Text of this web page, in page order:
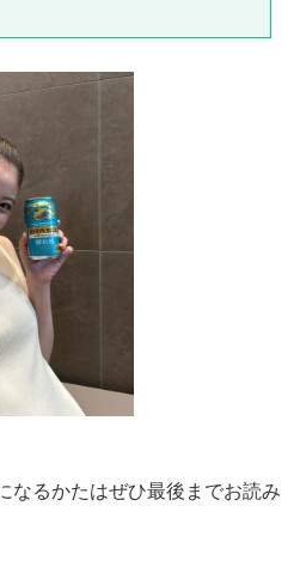
なるかたはぜひ最後までお読み